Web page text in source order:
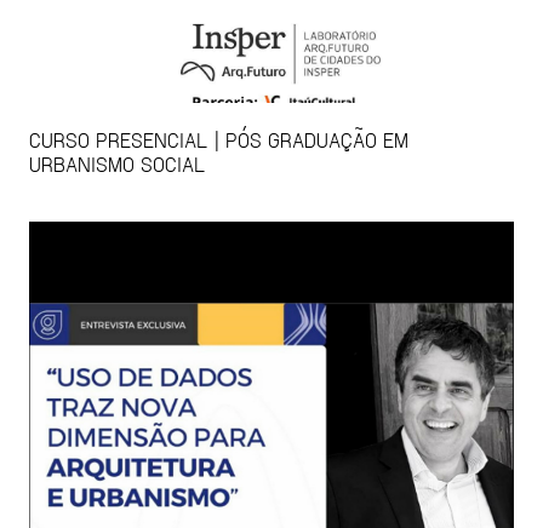
CURSO PRESENCIAL | PÓS GRADUAÇÃO EM
URBANISMO SOCIAL